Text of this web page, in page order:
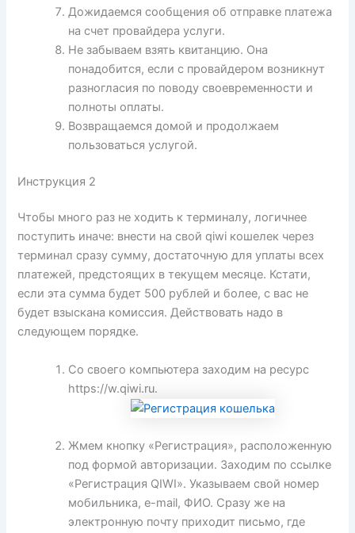
Дожидаемся сообщения об отправке платежа
на счет провайдера услуги.
Не забываем взять квитанцию. Она
понадобится, если с провайдером возникнут
разногласия по поводу своевременности и
полноты оплаты.
Возвращаемся домой и продолжаем
пользоваться услугой.
Инструкция 2
Чтобы много раз не ходить к терминалу, логичнее
поступить иначе: внести на свой qiwi кошелек через
терминал сразу сумму, достаточную для уплаты всех
платежей, предстоящих в текущем месяце. Кстати,
если эта сумма будет 500 рублей и более, с вас не
будет взыскана комиссия. Действовать надо в
следующем порядке.
Со своего компьютера заходим на ресурс
https://w.qiwi.ru.
Жмем кнопку «Регистрация», расположенную
под формой авторизации. Заходим по ссылке
«Регистрация QIWI». Указываем свой номер
мобильника, e-mail, ФИО. Сразу же на
электронную почту приходит письмо, где